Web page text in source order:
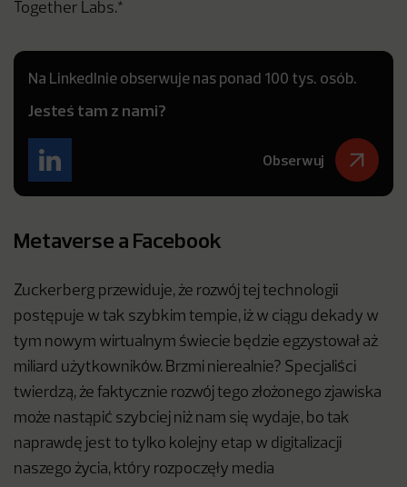
Together Labs.*
Na LinkedInie obserwuje nas ponad 100 tys. osób.
Jesteś tam z nami?
Obserwuj
Metaverse a Facebook
Zuckerberg przewiduje, że rozwój tej technologii
postępuje w tak szybkim tempie, iż w ciągu dekady w
tym nowym wirtualnym świecie będzie egzystował aż
miliard użytkowników. Brzmi nierealnie? Specjaliści
twierdzą, że faktycznie rozwój tego złożonego zjawiska
może nastąpić szybciej niż nam się wydaje, bo tak
naprawdę jest to tylko kolejny etap w digitalizacji
naszego życia, który rozpoczęły media